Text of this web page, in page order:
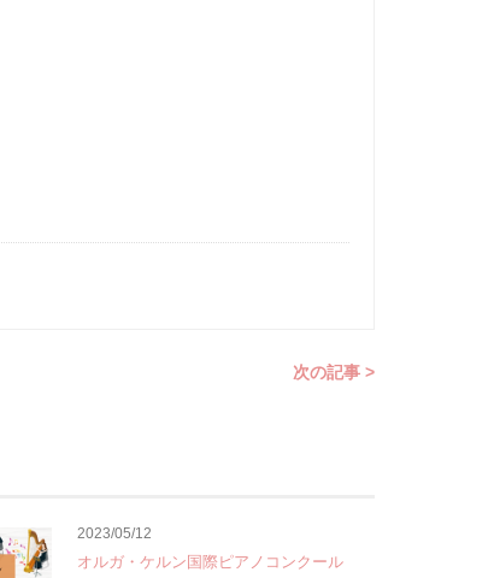
次の記事 >
2023/05/12
オルガ・ケルン国際ピアノコンクール